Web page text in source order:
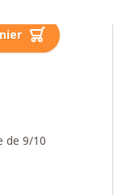
de 9/10